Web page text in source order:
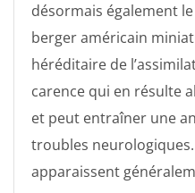
désormais également
berger américain
héréditaire de
carence qui en résulte
et peut entraîner une
troubles
apparaissent